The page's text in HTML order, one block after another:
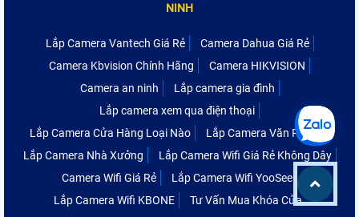
NINH
Lắp Camera Vantech Giá Rẻ
Camera Dahua Giá Rẻ
Camera Kbvision Chính Hãng
Camera HIKVISION
Camera an ninh
Lắp camera gia đình
Lắp camera xem qua điện thoại
Lắp Camera Cửa Hàng Loại Nào
Lắp Camera Văn Phòng
Lắp Camera Nhà Xưởng
Lắp Camera Wifi Giá Rẻ Không Dây
Camera Wifi Giá Rẻ
Lắp Camera Wifi YooSee
Lắp Camera Wifi KBONE
Tư Vấn Mua Khóa Cửa